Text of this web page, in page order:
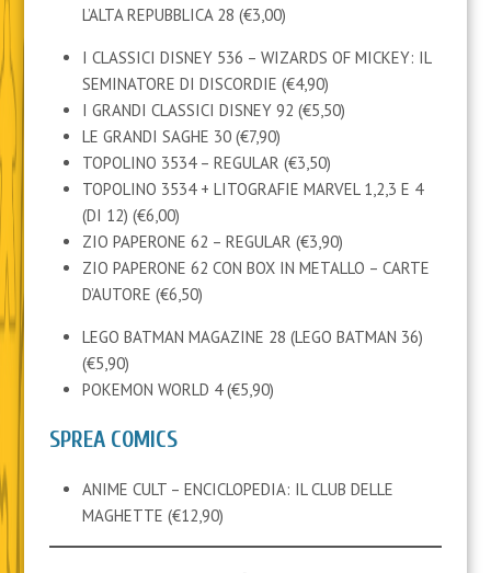
L’ALTA REPUBBLICA 28 (€3,00)
I CLASSICI DISNEY 536 – WIZARDS OF MICKEY: IL
SEMINATORE DI DISCORDIE (€4,90)
I GRANDI CLASSICI DISNEY 92 (€5,50)
LE GRANDI SAGHE 30 (€7,90)
TOPOLINO 3534 – REGULAR (€3,50)
TOPOLINO 3534 + LITOGRAFIE MARVEL 1,2,3 E 4
(DI 12) (€6,00)
ZIO PAPERONE 62 – REGULAR (€3,90)
ZIO PAPERONE 62 CON BOX IN METALLO – CARTE
D’AUTORE (€6,50)
LEGO BATMAN MAGAZINE 28 (LEGO BATMAN 36)
(€5,90)
POKEMON WORLD 4 (€5,90)
SPREA COMICS
ANIME CULT – ENCICLOPEDIA: IL CLUB DELLE
MAGHETTE (€12,90)